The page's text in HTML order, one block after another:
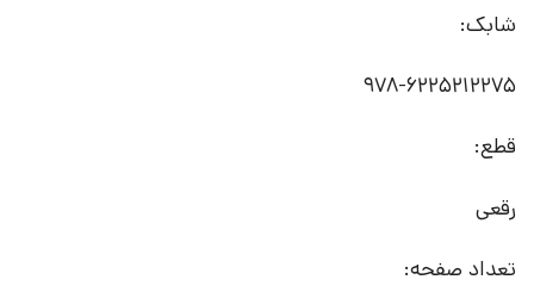
شابک:
978-6225212275
قطع:
رقعی
تعداد صفحه: